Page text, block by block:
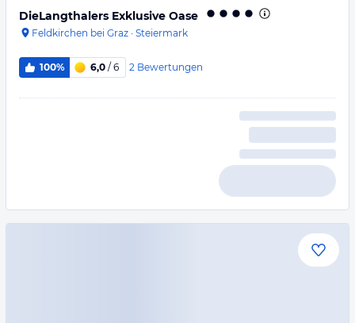
DieLangthalers Exklusive Oase
Feldkirchen bei Graz · Steiermark
100% 6,0 / 6 2 Bewertungen